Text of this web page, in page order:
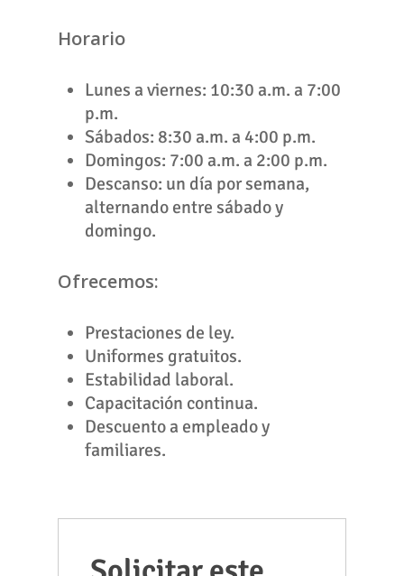
Horario
Lunes a viernes: 10:30 a.m. a 7:00
p.m.
Sábados: 8:30 a.m. a 4:00 p.m.
Domingos: 7:00 a.m. a 2:00 p.m.
Descanso: un día por semana,
alternando entre sábado y
domingo.
Ofrecemos:
Prestaciones de ley.
Uniformes gratuitos.
Estabilidad laboral.
Capacitación continua.
Descuento a empleado y
familiares.